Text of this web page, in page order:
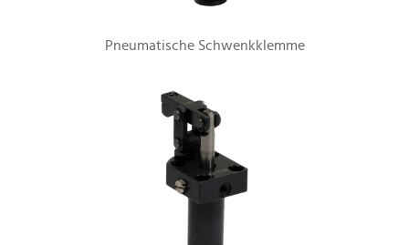
Pneumatische Schwenkklemme